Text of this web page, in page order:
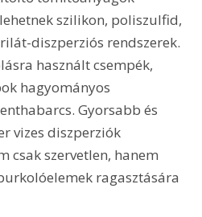
szilikon, poliszulfid,
diszperziós rendszerek.
használt csempék,
hagyományos
Gyorsabb és
vizes diszperziók
csak szervetlen, hanem
ragasztására